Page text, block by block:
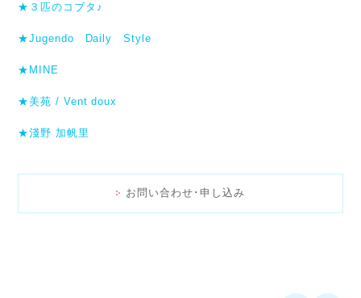
★３匹のコブタ♪
★Jugendo Daily Style
★MINE
★美苑 / Vent doux
★淺野 加帆里
お問い合わせ･申し込み